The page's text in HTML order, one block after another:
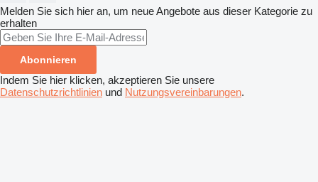
Melden Sie sich hier an, um neue Angebote aus dieser Kategorie zu
erhalten
Abonnieren
Indem Sie hier klicken, akzeptieren Sie unsere
Datenschutzrichtlinien und Nutzungsvereinbarungen.